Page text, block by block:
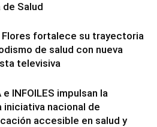
de Salud
Flores fortalece su trayectoria
de salud con nueva
televisiva
e INFOILES impulsan la
iniciativa nacional de
accesible en salud y